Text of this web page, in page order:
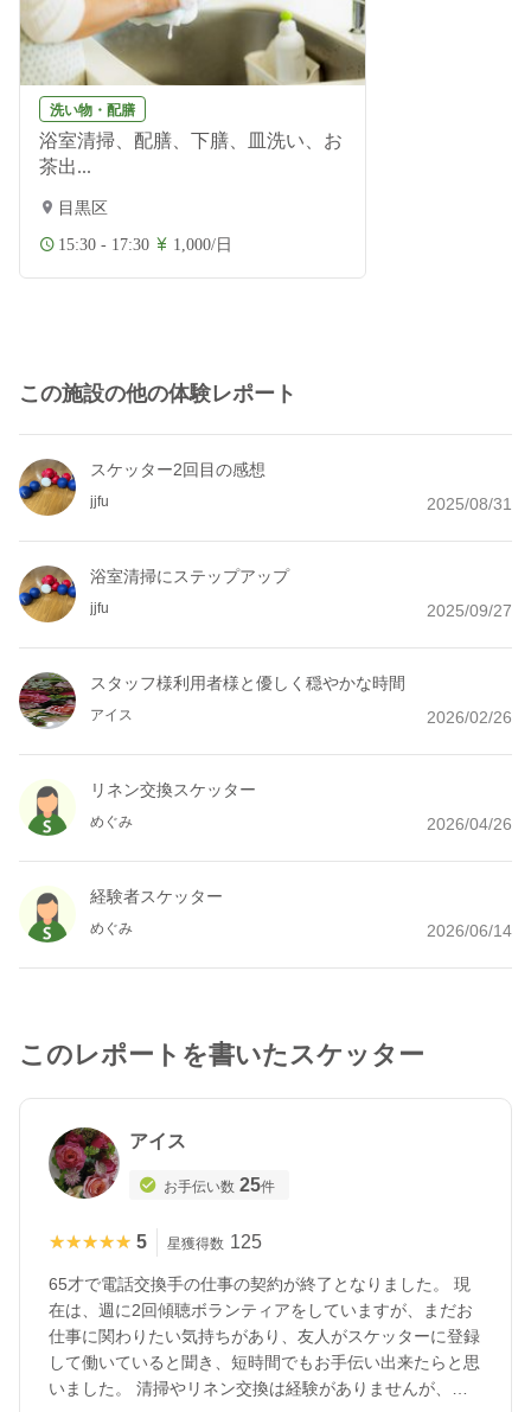
洗い物・配膳
浴室清掃、配膳、下膳、皿洗い、お
茶出...
目黒区
15:30 - 17:30 1,000/日
この施設の他の体験レポート
スケッター2回目の感想
jjfu 2025/08/31
浴室清掃にステップアップ
jjfu 2025/09/27
スタッフ様利用者様と優しく穏やかな時間
アイス 2026/02/26
リネン交換スケッター
めぐみ 2026/04/26
経験者スケッター
めぐみ 2026/06/14
このレポートを書いたスケッター
アイス
お手伝い数 25件
★★★★★
★★★★★ 5 星獲得数 125
65才で電話交換手の仕事の契約が終了となりました。 現
在は、週に2回傾聴ボランティアをしていますが、まだお
仕事に関わりたい気持ちがあり、友人がスケッターに登録
して働いていると聞き、短時間でもお手伝い出来たらと思
いました。 清掃やリネン交換は経験がありませんが、お